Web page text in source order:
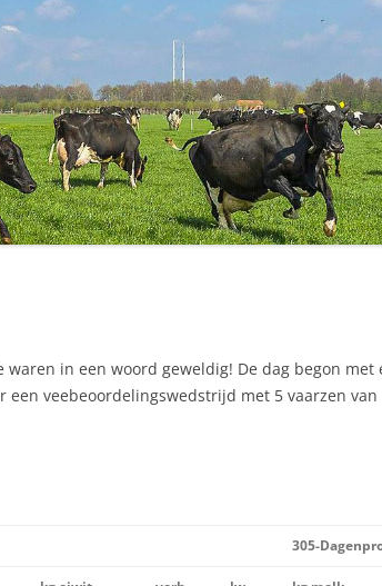
waren in een woord geweldig! De dag begon met
veebeoordelingswedstrijd met 5 vaarzen
305-